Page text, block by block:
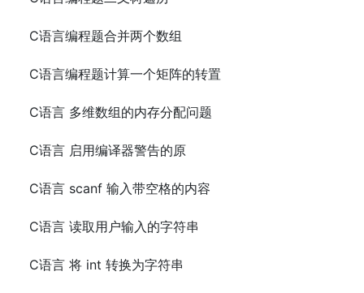
C语言编程题合并两个数组
C语言编程题计算一个矩阵的转置
C语言 多维数组的内存分配问题
C语言 启用编译器警告的原
C语言 scanf 输入带空格的内容
C语言 读取用户输入的字符串
C语言 将 int 转换为字符串